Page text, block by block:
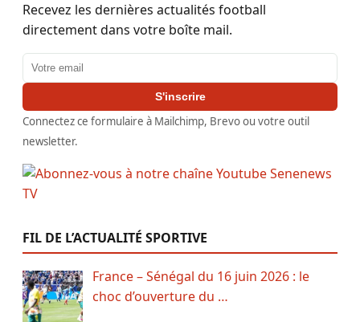
Recevez les dernières actualités football
directement dans votre boîte mail.
Adresse email
S'inscrire
Connectez ce formulaire à Mailchimp, Brevo ou votre outil
newsletter.
FIL DE L’ACTUALITÉ SPORTIVE
France – Sénégal du 16 juin 2026 : le
choc d’ouverture du …